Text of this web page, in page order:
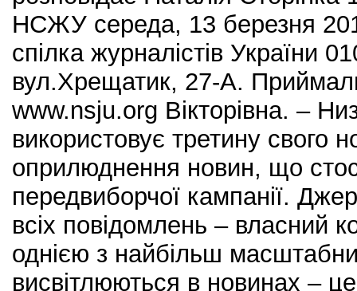
НСЖУ середа, 13 березня
спілка журналістів України
вул.Хрещатик, 27-А.
www.nsju.org Вікторівна. –
використовує третину свого
оприлюднення новин, що
передвиборчої кампанії.
всіх повідомлень – власний
однією з найбільш
висвітлюються в новинах –